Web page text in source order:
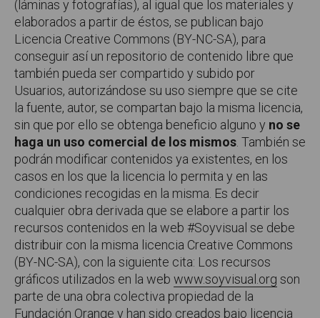
(láminas y fotografías), al igual que los materiales y
elaborados a partir de éstos, se publican bajo
Licencia Creative Commons (BY-NC-SA), para
conseguir así un repositorio de contenido libre que
también pueda ser compartido y subido por
Usuarios, autorizándose su uso siempre que se cite
la fuente, autor, se compartan bajo la misma licencia,
sin que por ello se obtenga beneficio alguno y no se
haga un uso comercial de los mismos . También se
podrán modificar contenidos ya existentes, en los
casos en los que la licencia lo permita y en las
condiciones recogidas en la misma. Es decir
cualquier obra derivada que se elabore a partir los
recursos contenidos en la web #Soyvisual se debe
distribuir con la misma licencia Creative Commons
(BY-NC-SA), con la siguiente cita: Los recursos
gráficos utilizados en la web www.soyvisual.org son
parte de una obra colectiva propiedad de la
Fundación Orange y han sido creados bajo licencia